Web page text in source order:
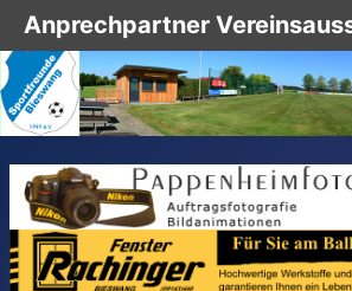
Anprechpartner